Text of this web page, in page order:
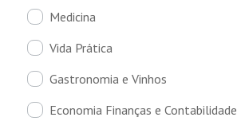
Medicina
Vida Prática
Gastronomia e Vinhos
Economia Finanças e Contabilidade